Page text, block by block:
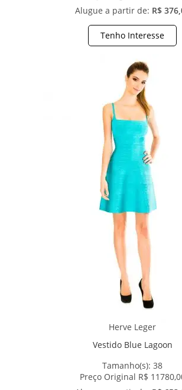
Alugue a partir de: R$
Tenho Interesse
Herve Leger
Vestido Blue Lagoon
Tamanho(s): 38
Preço Original R$